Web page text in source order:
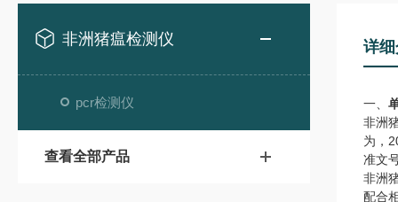
非洲猪瘟检测仪
pcr检测仪
查看全部产品
详
一、
非洲
为，
准文
非洲
配合